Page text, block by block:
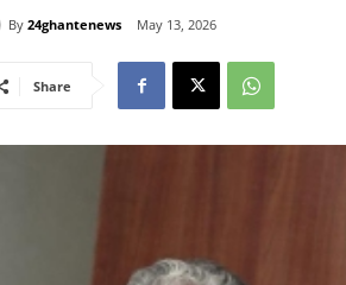
By 24ghantenews May 13, 2026
Share